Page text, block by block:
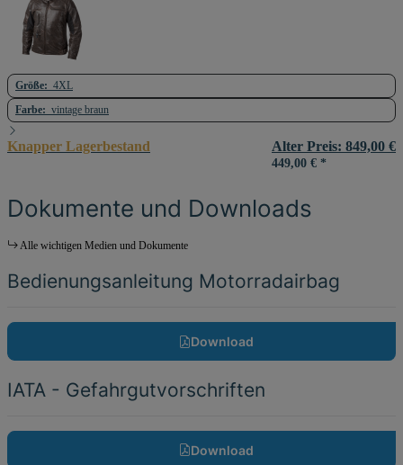
Größe: 4XL
Farbe: vintage braun
Knapper Lagerbestand Alter Preis: 849,00 €
449,00 € *
Dokumente und Downloads
Alle wichtigen Medien und Dokumente
Bedienungsanleitung Motorradairbag
Download
IATA - Gefahrgutvorschriften
Download